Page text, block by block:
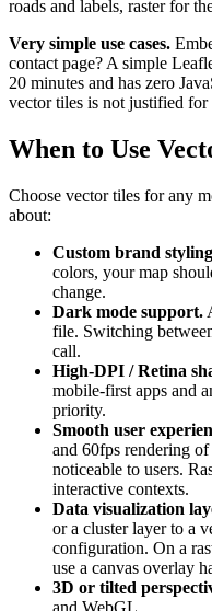
roads and labels, raster for
Very simple use cases.
contact page? A simple
20 minutes and has zero
vector tiles is not justified
When to Use
Choose vector tiles for any
about:
Custom brand
colors, your map
change.
Dark mode support.
file. Switching
call.
High-DPI / Retina
mobile-first apps and
priority.
Smooth user
and 60fps rendering
noticeable to users.
interactive contexts.
Data visualization
or a cluster layer to a
configuration. On a
use a canvas overlay
3D or tilted
and WebGL.